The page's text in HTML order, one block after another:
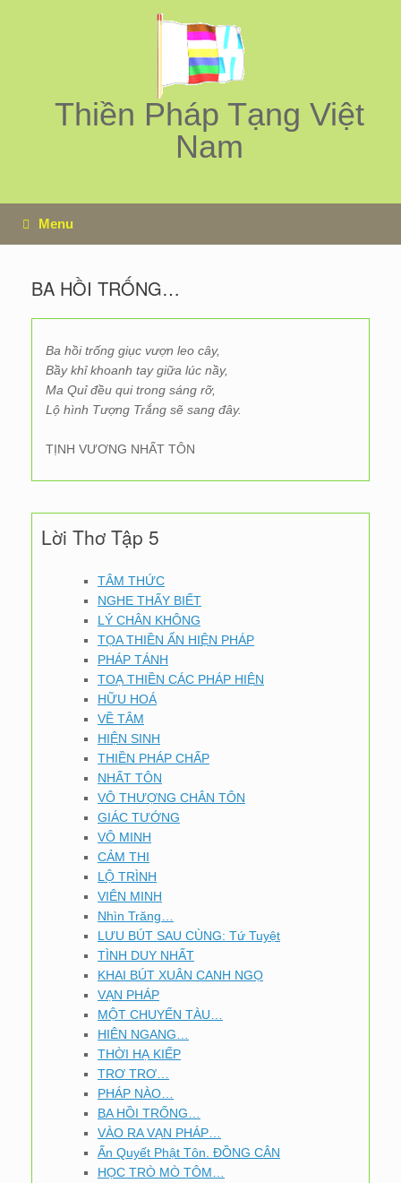
Thiền Pháp Tạng Việt
Nam
Menu
BA HỒI TRỐNG…
Ba hồi trống giục vượn leo cây,
Bầy khỉ khoanh tay giữa lúc nầy,
Ma Quỉ đều qui trong sáng rỡ,
Lộ hình Tượng Trắng sẽ sang đây.
TỊNH VƯƠNG NHẤT TÔN
Lời Thơ Tập 5
TÂM THỨC
NGHE THẤY BIẾT
LÝ CHÂN KHÔNG
TỌA THIỀN ẨN HIỆN PHÁP
PHÁP TÁNH
TOẠ THIỀN CÁC PHÁP HIỆN
HỮU HOÁ
VỀ TÂM
HIỆN SINH
THIỀN PHÁP CHẤP
NHẤT TÔN
VÔ THƯỢNG CHÂN TÔN
GIÁC TƯỚNG
VÔ MINH
CẢM THI
LỘ TRÌNH
VIÊN MINH
Nhìn Trăng…
LƯU BÚT SAU CÙNG: Tứ Tuyệt
TÌNH DUY NHẤT
KHAI BÚT XUÂN CANH NGỌ
VẠN PHÁP
MỘT CHUYẾN TÀU…
HIÊN NGANG…
THỜI HẠ KIẾP
TRƠ TRƠ…
PHÁP NÀO…
BA HỒI TRỐNG…
VÀO RA VẠN PHÁP…
Ấn Quyết Phật Tôn. ĐỒNG CÂN
HỌC TRÒ MÒ TÔM…